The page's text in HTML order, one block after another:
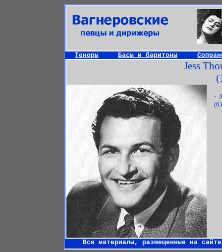
Теноры Басы и баритоны
Jess
-
Все материалы, размещенные на